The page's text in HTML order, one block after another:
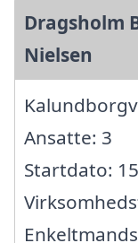
Dragsholm
Nielsen
Ansatte: 3
Startdato: